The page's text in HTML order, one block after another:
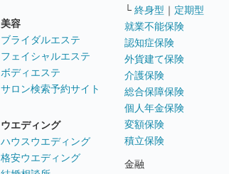
美容
ブライダルエステ
フェイシャルエステ
ボディエステ
サロン検索予約サイト
ウエディング
ハウスウエディング
格安ウエディング
└ 終身型 ｜ 定期型
就業不能保険
認知症保険
外貨建て保険
介護保険
総合保障保険
個人年金保険
変額保険
積立保険
金融